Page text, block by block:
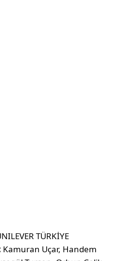
TÜRKİYE
Kamuran Uçar, Handem